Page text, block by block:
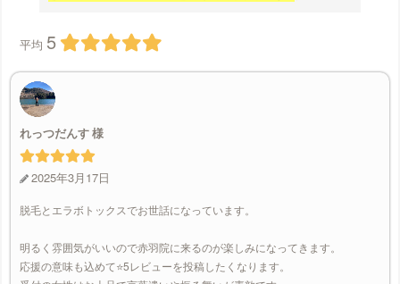
平均 5
れっつだんす
2025年3月17日
脱毛とエラボトックスでお世話になっています。
明るく雰囲気がいいので赤羽院に来るのが楽しみになってきます。
応援の意味も込めて⭐️5レビューを投稿したくなります。